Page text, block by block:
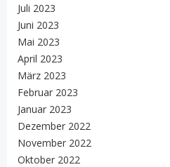
Juli 2023
Juni 2023
Mai 2023
April 2023
März 2023
Februar 2023
Januar 2023
Dezember 2022
November 2022
Oktober 2022